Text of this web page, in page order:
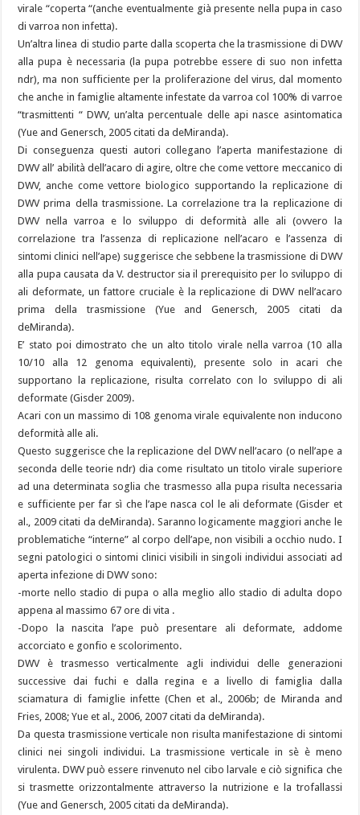
virale “coperta “(anche eventualmente già presente nella pupa in caso
di varroa non infetta).
Un’altra linea di studio parte dalla scoperta che la trasmissione di DWV
alla pupa è necessaria (la pupa potrebbe essere di suo non infetta
ndr), ma non sufficiente per la proliferazione del virus, dal momento
che anche in famiglie altamente infestate da varroa col 100% di varroe
“trasmittenti “ DWV, un’alta percentuale delle api nasce asintomatica
(Yue and Genersch, 2005 citati da deMiranda).
Di conseguenza questi autori collegano l’aperta manifestazione di
DWV all’ abilità dell’acaro di agire, oltre che come vettore meccanico di
DWV, anche come vettore biologico supportando la replicazione di
DWV prima della trasmissione. La correlazione tra la replicazione di
DWV nella varroa e lo sviluppo di deformità alle ali (ovvero la
correlazione tra l’assenza di replicazione nell’acaro e l’assenza di
sintomi clinici nell’ape) suggerisce che sebbene la trasmissione di DWV
alla pupa causata da V. destructor sia il prerequisito per lo sviluppo di
ali deformate, un fattore cruciale è la replicazione di DWV nell’acaro
prima della trasmissione (Yue and Genersch, 2005 citati da
deMiranda).
E’ stato poi dimostrato che un alto titolo virale nella varroa (10 alla
10/10 alla 12 genoma equivalenti), presente solo in acari che
supportano la replicazione, risulta correlato con lo sviluppo di ali
deformate (Gisder 2009).
Acari con un massimo di 108 genoma virale equivalente non inducono
deformità alle ali.
Questo suggerisce che la replicazione del DWV nell’acaro (o nell’ape a
seconda delle teorie ndr) dia come risultato un titolo virale superiore
ad una determinata soglia che trasmesso alla pupa risulta necessaria
e sufficiente per far sì che l’ape nasca col le ali deformate (Gisder et
al., 2009 citati da deMiranda). Saranno logicamente maggiori anche le
problematiche “interne” al corpo dell’ape, non visibili a occhio nudo. I
segni patologici o sintomi clinici visibili in singoli individui associati ad
aperta infezione di DWV sono:
-morte nello stadio di pupa o alla meglio allo stadio di adulta dopo
appena al massimo 67 ore di vita .
-Dopo la nascita l’ape può presentare ali deformate, addome
accorciato e gonfio e scolorimento.
DWV è trasmesso verticalmente agli individui delle generazioni
successive dai fuchi e dalla regina e a livello di famiglia dalla
sciamatura di famiglie infette (Chen et al., 2006b; de Miranda and
Fries, 2008; Yue et al., 2006, 2007 citati da deMiranda).
Da questa trasmissione verticale non risulta manifestazione di sintomi
clinici nei singoli individui. La trasmissione verticale in sè è meno
virulenta. DWV può essere rinvenuto nel cibo larvale e ciò significa che
si trasmette orizzontalmente attraverso la nutrizione e la trofallassi
(Yue and Genersch, 2005 citati da deMiranda).